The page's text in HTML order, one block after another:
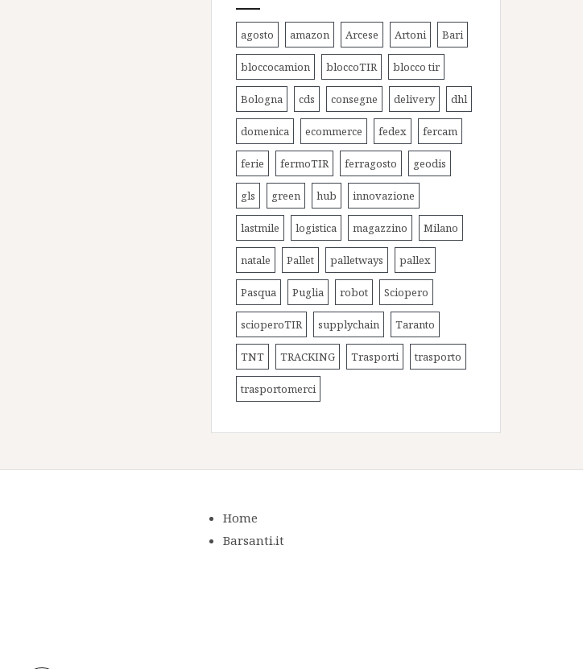
agosto amazon Arcese Artoni Bari
bloccocamion bloccoTIR blocco tir
Bologna cds consegne delivery dhl
domenica ecommerce fedex fercam
ferie fermoTIR ferragosto geodis
gls green hub innovazione
lastmile logistica magazzino Milano
natale Pallet palletways pallex
Pasqua Puglia robot Sciopero
scioperoTIR supplychain Taranto
TNT TRACKING Trasporti trasporto
trasportomerci
Home
Barsanti.it